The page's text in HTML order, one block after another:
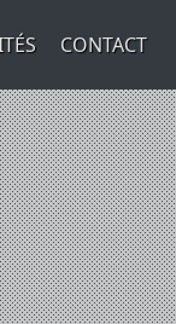
CONTACT